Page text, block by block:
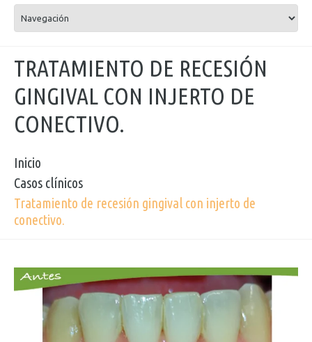
TRATAMIENTO DE RECESIÓN
GINGIVAL CON INJERTO DE
CONECTIVO.
Inicio
Casos clínicos
Tratamiento de recesión gingival con injerto de
conectivo.